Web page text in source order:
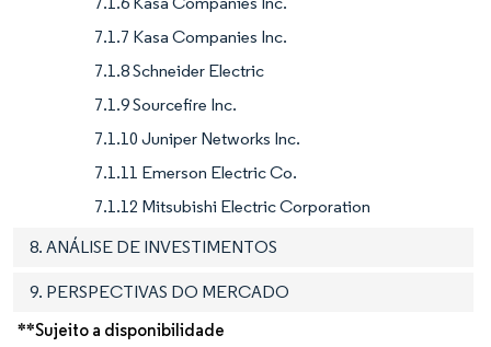
7.1.7 Kasa Companies Inc.
7.1.8 Schneider Electric
7.1.9 Sourcefire Inc.
7.1.10 Juniper Networks Inc.
7.1.11 Emerson Electric Co.
7.1.12 Mitsubishi Electric Corporation
8. ANÁLISE DE INVESTIMENTOS
9. PERSPECTIVAS DO MERCADO
**Sujeito a disponibilidade